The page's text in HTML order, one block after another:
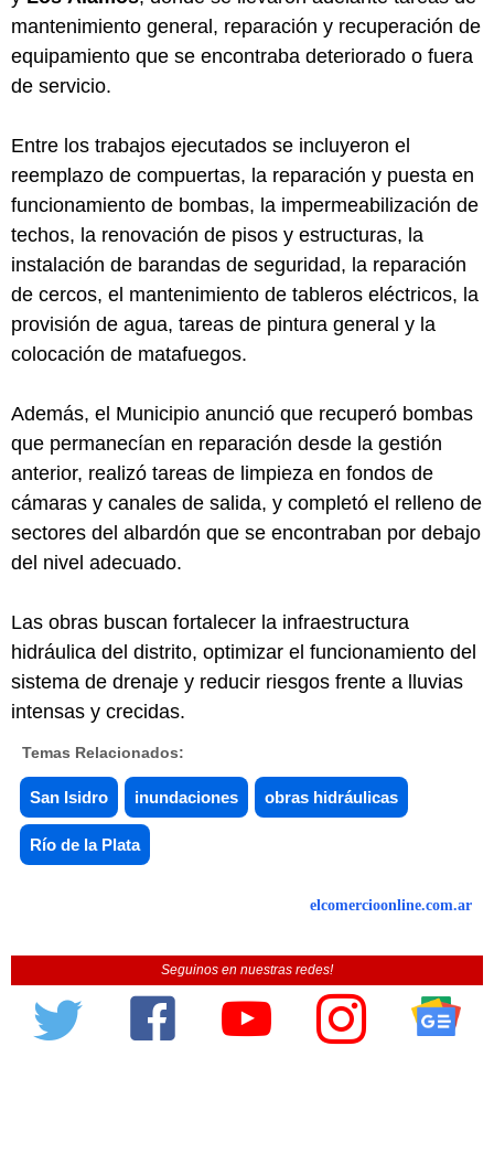
mantenimiento general, reparación y recuperación de
equipamiento que se encontraba deteriorado o fuera
de servicio.
Entre los trabajos ejecutados se incluyeron el
reemplazo de compuertas, la reparación y puesta en
funcionamiento de bombas, la impermeabilización de
techos, la renovación de pisos y estructuras, la
instalación de barandas de seguridad, la reparación
de cercos, el mantenimiento de tableros eléctricos, la
provisión de agua, tareas de pintura general y la
colocación de matafuegos.
Además, el Municipio anunció que recuperó bombas
que permanecían en reparación desde la gestión
anterior, realizó tareas de limpieza en fondos de
cámaras y canales de salida, y completó el relleno de
sectores del albardón que se encontraban por debajo
del nivel adecuado.
Las obras buscan fortalecer la infraestructura
hidráulica del distrito, optimizar el funcionamiento del
sistema de drenaje y reducir riesgos frente a lluvias
intensas y crecidas.
Temas Relacionados:
San Isidro inundaciones obras hidráulicas
Río de la Plata
elcomercioonline.com.ar
Seguinos en nuestras redes!